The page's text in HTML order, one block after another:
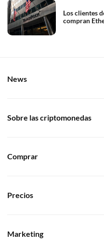
Los clientes
compran
News
Sobre las criptomonedas
Comprar
Precios
Marketing